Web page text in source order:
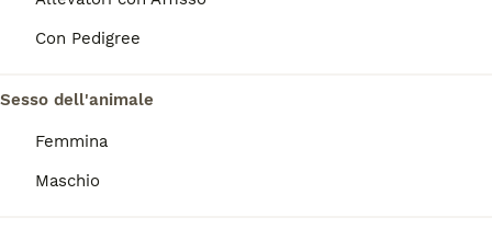
Con Pedigree
Sesso dell'animale
Femmina
Maschio
FAQ
Quanto costano i cuccioli di